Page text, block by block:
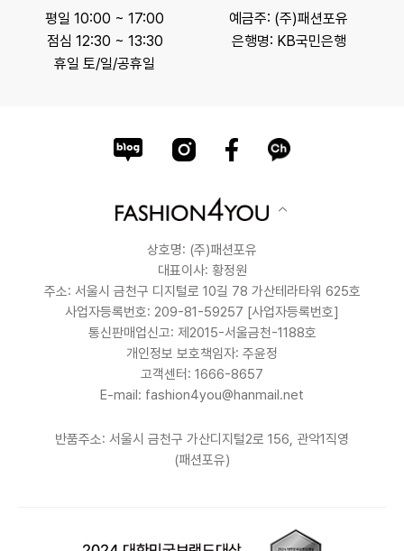
평일 10:00 ~ 17:00
점심 12:30 ~ 13:30
휴일 토/일/공휴일
예금주: (주)패션포유
은행명: KB국민은행
상호명: (주)패션포유
대표이사: 황정원
주소: 서울시 금천구 디지털로 10길 78 가산테라타워 625호
사업자등록번호: 209-81-59257 [사업자등록번호]
통신판매업신고: 제2015-서울금천-1188호
개인정보 보호책임자: 주윤정
고객센터: 1666-8657
E-mail: fashion4you@hanmail.net
반품주소: 서울시 금천구 가산디지털2로 156, 관악1직영
(패션포유)